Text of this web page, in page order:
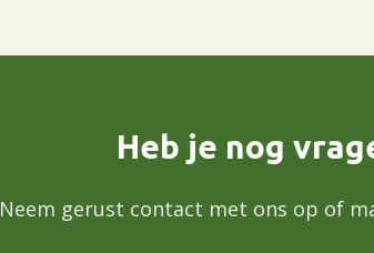
Heb je nog
Neem gerust contact met ons op of